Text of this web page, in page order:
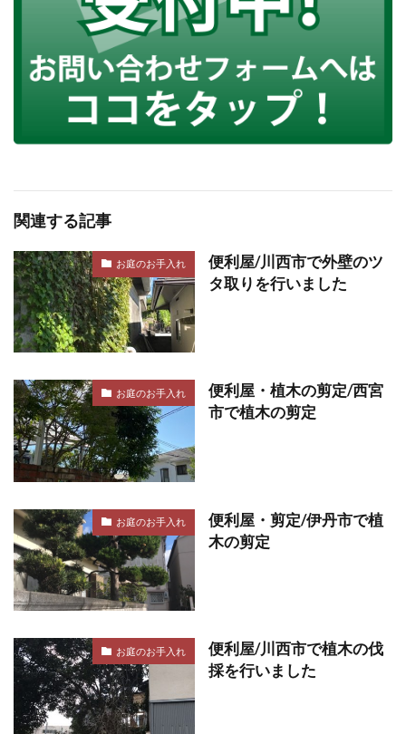
関連する記事
お庭のお手入れ
便利屋/川西市で外壁のツ
タ取りを行いました
お庭のお手入れ
便利屋・植木の剪定/西宮
市で植木の剪定
お庭のお手入れ
便利屋・剪定/伊丹市で植
木の剪定
お庭のお手入れ
便利屋/川西市で植木の伐
採を行いました